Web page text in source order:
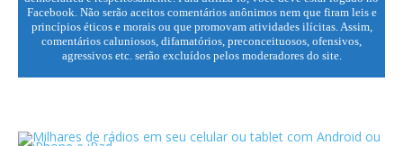
Facebook. Não serão aceitos comentários anônimos nem que firam leis e
princípios éticos e morais ou que promovam atividades ilícitas. Assim,
comentários caluniosos, difamatórios, preconceituosos, ofensivos,
agressivos etc. serão excluídos pelos moderadores do site.